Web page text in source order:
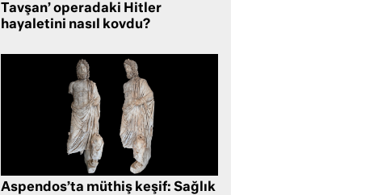
Tavşan’ operadaki Hitler
hayaletini nasıl kovdu?
Aspendos’ta müthiş keşif: Sağlık